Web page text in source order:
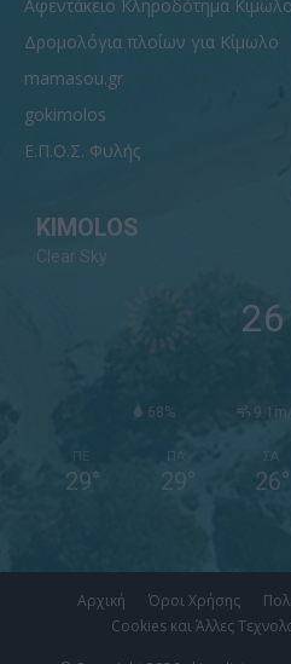
Αφεντάκειο Κληροδότημα
Δρομολόγια πλοίων για Κίμωλο
mamasou.gr
gokimolos
Ε.Π.Ο.Σ. Φυλής
KIMOLOS
Clear Sky
26
68%
ΠΕ
29°
ΠΑ
29°
ΣΑ
26°
Αρχική Όροι Χρήσης
Cookies και Άλλες